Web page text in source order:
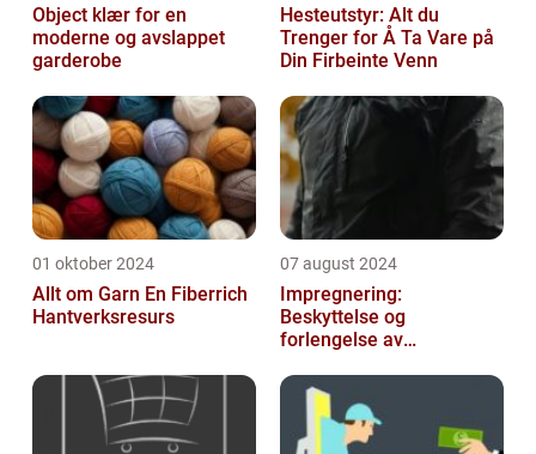
Object klær for en
moderne og avslappet
garderobe
Hesteutstyr: Alt du
Trenger for Å Ta Vare på
Din Firbeinte Venn
01 oktober 2024
Allt om Garn En Fiberrich
Hantverksresurs
07 august 2024
Impregnering:
Beskyttelse og
forlengelse av